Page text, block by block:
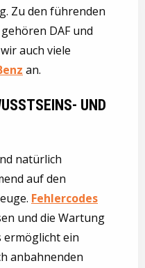
Zu den führenden
DAF und
auch viele
an.
UND
natürlich
auf den
Fehlercodes
und die Wartung
ermöglicht ein
anbahnenden